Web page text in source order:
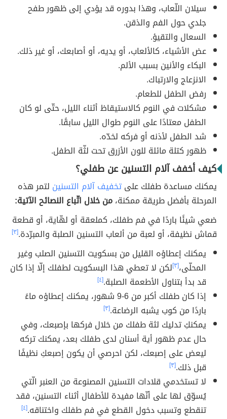
سيلان اللّعاب، وهذا بدوره قد يؤدي إلى ظهور طفح
جلدي حول الفم والذقن.
السعال والتقيؤ.
عض الأشياء، كالألعاب، أو يديه، أو أصابعك، أو غير ذلك.
البكاء والأنين بسبب الألم.
الانزعاج والارتباك.
رفض الطفل للطعام.
مشكلات في النوم كالاستيقاظ أثناء الليل، حتّى لو كان
الطفل معتادًا على النوم طوال الليل سابقًا.
شد الطفل لأذنه أو فركه لخدّه.
ظهور كتلة مائلة للون الأزرق تحت لثّة الطفل.
كيف أخفف آلام التسنين عن طفلي؟
يمكنك مساعدة طفلك علىتخفيف آلام التسنين لتمر هذه
المرحلة بأفضل طريقة ممكنة،من خلال اتّباع النصائح الآتية:
ضعي شيئًا باردًا في فم طفلك، كملعقة أو لهّاية، أو قطعة
قماش نظيفة، أو لعبة من ألعاب التسنين الصلبة والمبرّدة.[٣]
يمكنك إعطاؤه القليل من بسكويت التسنين الصلب وغير
المحلّى،[٣] لكن لا تعطي هذا البسكويت لطفلك إلّا إذا كان
قد بدأ بتناول الأطعمة الصلبة.[٤]
إذا كان طفلك أكبر من 6-9 شهور، يمكنك إعطاؤه ماءً
باردًا من كوب يشبه الرضاعة.[٣]
يمكنكِ تدليك لثة طفلك من خلال فركها بإصبعك، وفي
حال عدم ظهور أية أسنان لدى طفلك بعد، يمكنك تركه
ليعض على إصبعك، لكن احرصي أن يكون إصبعكِ نظيفًا
قبل ذلك.[٣]
لا تستخدمي قلادات التسنين المصنوعة من العنبر الّتي
يُسوّق لها على أنّها مفيدة للأطفال أثناء التسنين، فقد
تنقطع وتسبب دخول القطع في فم طفلك واختناقه.[٤]